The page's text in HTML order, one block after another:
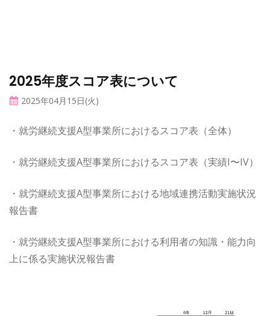
2025年度スコア表について
2025年04月15日(火)
・就労継続支援A型事業所におけるスコア表（全体）
・就労継続支援A型事業所におけるスコア表（実績I〜IV）
・就労継続支援A型事業所における地域連携活動実施状況
報告書
・就労継続支援A型事業所における利用者の知識・能力向
上に係る実施状況報告書